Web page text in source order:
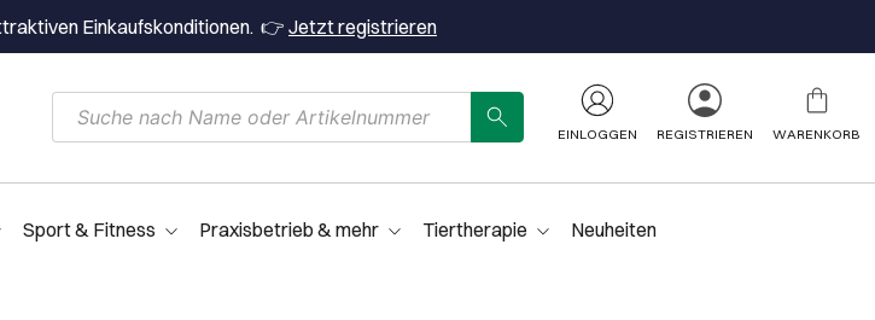
Einkaufskonditionen. 👉Jetzt registrieren
EINLOGGEN REGISTRIEREN WARENKORB
Sport & Fitness Praxisbetrieb & mehr Tiertherapie Neuheiten